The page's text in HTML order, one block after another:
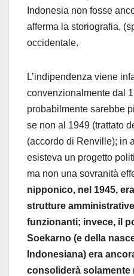
Indonesia non fosse
afferma la storiografia,
occidentale.
L’indipendenza viene
convenzionalmente dal
probabilmente sarebbe
se non al 1949 (trattato
(accordo di Renville); in
esisteva un progetto
ma non una sovranità
nipponico, nel 1945,
strutture
funzionanti; invece, il
Soekarno (e della
Indonesiana) era
consoliderà solamente